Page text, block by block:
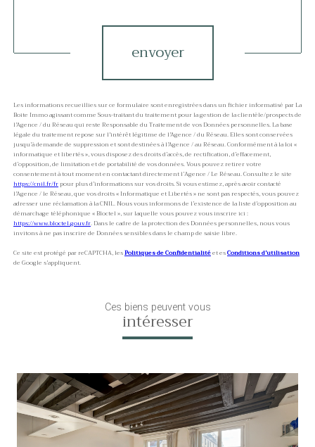
envoyer
Les informations recueillies sur ce formulaire sont enregistrées dans un fichier informatisé par La
Boite Immo agissant comme Sous-traitant du traitement pour la gestion de la clientèle/prospects de
l'Agence / du Réseau qui reste Responsable du Traitement de vos Données personnelles. La base
légale du traitement repose sur l'intérêt légitime de l'Agence / du Réseau. Elles sont conservées
jusqu'à demande de suppression et sont destinées à l'Agence / au Réseau. Conformément à la loi «
informatique et libertés », vous disposez des droits d’accès, de rectification, d’effacement,
d’opposition, de limitation et de portabilité de vos données. Vous pouvez retirer votre
consentement à tout moment en contactant directement l’Agence / Le Réseau. Consultez le site
https://cnil.fr/fr pour plus d’informations sur vos droits. Si vous estimez, après avoir contacté
l'Agence / le Réseau, que vos droits « Informatique et Libertés » ne sont pas respectés, vous pouvez
adresser une réclamation à la CNIL. Nous vous informons de l’existence de la liste d'opposition au
démarchage téléphonique « Bloctel », sur laquelle vous pouvez vous inscrire ici :
https://www.bloctel.gouv.fr. Dans le cadre de la protection des Données personnelles, nous vous
invitons à ne pas inscrire de Données sensibles dans le champ de saisie libre.
Ce site est protégé par reCAPTCHA, lesPolitiques de Confidentialitéet esConditions d'utilisation
de Google s'appliquent.
Ces biens peuvent vous
intéresser